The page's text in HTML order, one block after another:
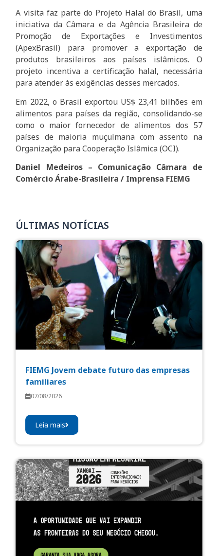
A visita faz parte do Projeto Halal do Brasil, uma
iniciativa da Câmara e da Agência Brasileira de
Promoção de Exportações e Investimentos
(ApexBrasil) para promover a exportação de
produtos brasileiros aos países islâmicos. O
projeto incentiva a certificação halal, necessária
para atender às exigências desses mercados.
Em 2022, o Brasil exportou US$ 23,41 bilhões em
alimentos para países da região, consolidando-se
como o maior fornecedor de alimentos dos 57
países de maioria muçulmana com assento na
Organização para Cooperação Islâmica (OCI).
Daniel Medeiros – Comunicação Câmara de
Comércio Árabe-Brasileira / Imprensa FIEMG
ÚLTIMAS NOTÍCIAS
FIEMG Jovem debate futuro das empresas
familiares
07/08/2026
Leia mais